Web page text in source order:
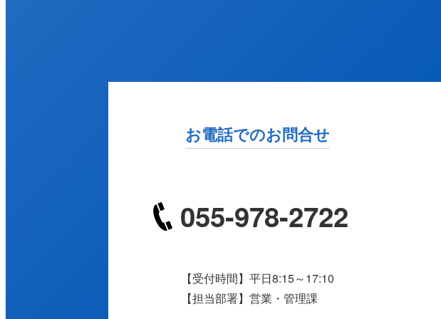
お電話でのお問合せ
055-978-2722
【受付時間】平日8:15～17:10
【担当部署】営業・管理課